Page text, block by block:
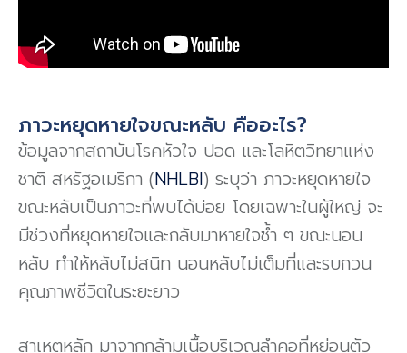
ภาวะหยุดหายใจขณะหลับ คืออะไร?
ข้อมูลจากสถาบันโรคหัวใจ ปอด และโลหิตวิทยาแห่ง
ชาติ สหรัฐอเมริกา (NHLBI) ระบุว่า ภาวะหยุดหายใจ
ขณะหลับเป็นภาวะที่พบได้บ่อย โดยเฉพาะในผู้ใหญ่ จะ
มีช่วงที่หยุดหายใจและกลับมาหายใจซ้ำ ๆ ขณะนอน
หลับ ทำให้หลับไม่สนิท นอนหลับไม่เต็มที่และรบกวน
คุณภาพชีวิตในระยะยาว
สาเหตุหลัก มาจากกล้ามเนื้อบริเวณลำคอที่หย่อนตัว